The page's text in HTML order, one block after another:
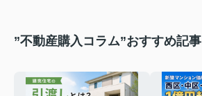
”不動産購入コラム”おすすめ記事